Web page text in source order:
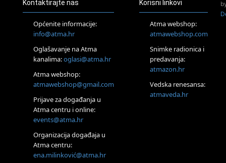
Pjesma srca / Zagreb
Tečaj Višeg Vodstva, razvijanja intuicije i Akaša zapisa
Online
Postanite Nositelj Vibracije Nove Zemlje
Visoko
Alemka Dauskardt – Jednodnevna radionica sistemskih
konstelacija
Zagreb
HOD PO ŽERAVICI – Seminar koji mijenja tijelo, duh i um
SoulFest – Festival glazbe, mudrosti i zajedništva
Zagreb
Kontaktirajte nas
Općenite informacije:
info@atma.hr
Oglašavanje na Atma
kanalima:oglasi@atma.hr
Atma webshop:
atmawebshop@gmail.com
Prijave za događanja u
Atma centru i online:
events@atma.hr
Organizacija događaja u
Atma centru:
ena.milinković@atma.hr
Korisni linkovi
Atma webshop:
atmawebshop.com
Snimke radionica i
predavanja:
atmazon.hr
Vedska renesansa:
atmaveda.hr